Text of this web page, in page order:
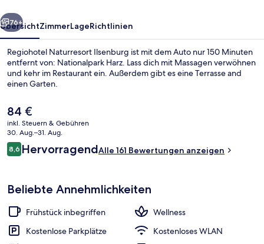
Schreibtisch,
Weiter
76+
ÜbersichtZimmerLageRichtlinien
Regiohotel Naturresort Ilsenburg ist mit dem Auto nur 150 Minuten
entfernt von: Nationalpark Harz. Lass dich mit Massagen verwöhnen
und kehr im Restaurant ein. Außerdem gibt es eine Terrasse and
einen Garten.
Der
aktuelle
Preis
beträgt
84 €.
84 €
inkl. Steuern & Gebühren
30. Aug.–31. Aug.
Bewertungen
8,68,6 von 10.
HervorragendAlle 161 Bewertungen anzeigen
Beliebte Annehmlichkeiten
Frühstück inbegriffen
Wellness
Kostenlose Parkplätze
Kostenloses WLAN